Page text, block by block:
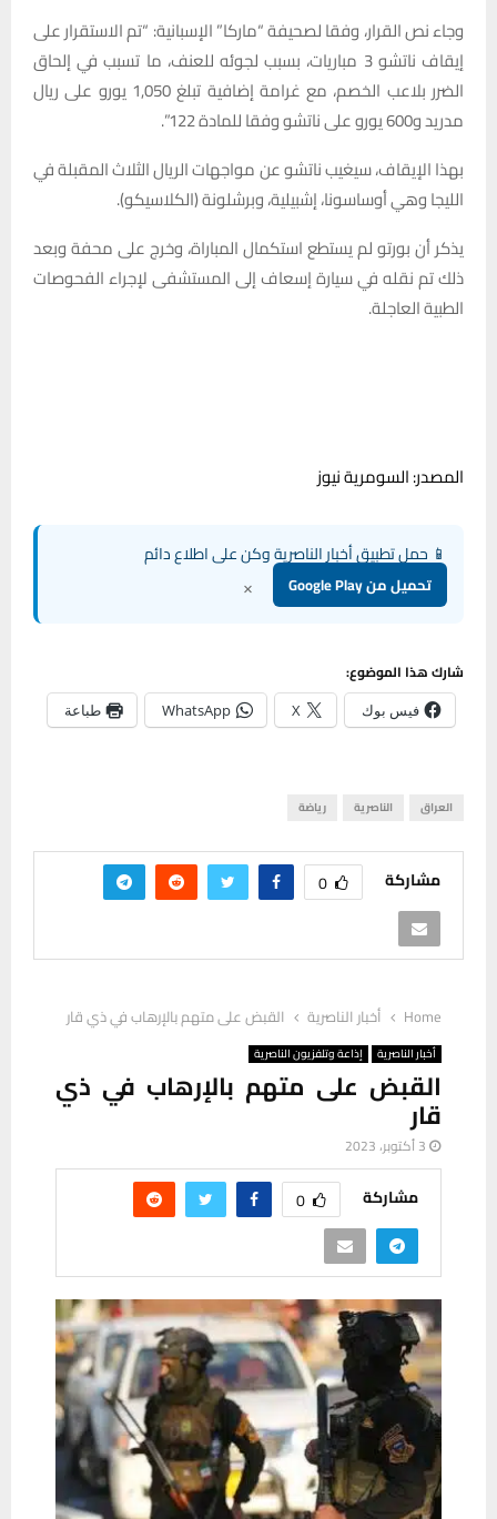
وجاء نص القرار، وفقا لصحيفة “ماركا” الإسبانية: “تم الاستقرار على
إيقاف ناتشو 3 مباريات، بسبب لجوئه للعنف، ما تسبب في إلحاق
الضرر بلاعب الخصم، مع غرامة إضافية تبلغ 1,050 يورو على ريال
مدريد و600 يورو على ناتشو وفقا للمادة 122”.
بهذا الإيقاف، سيغيب ناتشو عن مواجهات الريال الثلاث المقبلة في
الليجا وهي أوساسونا، إشبيلية، وبرشلونة (الكلاسيكو).
يذكر أن بورتو لم يستطع استكمال المباراة، وخرج على محفة وبعد
ذلك تم نقله في سيارة إسعاف إلى المستشفى لإجراء الفحوصات
الطبية العاجلة.
المصدر: السومرية نيوز
📱 حمل تطبيق أخبار الناصرية وكن على اطلاع دائم
تحميل من Google Play ×
شارك هذا الموضوع:
فيس بوك X
WhatsApp طباعة
العراق الناصرية رياضة
مشاركة 0
Home أخبار الناصرية القبض على متهم بالإرهاب في ذي قار
أخبار الناصرية إذاعة وتلفزيون الناصرية
القبض على متهم بالإرهاب في ذي
قار
3 أكتوبر، 2023
مشاركة 0